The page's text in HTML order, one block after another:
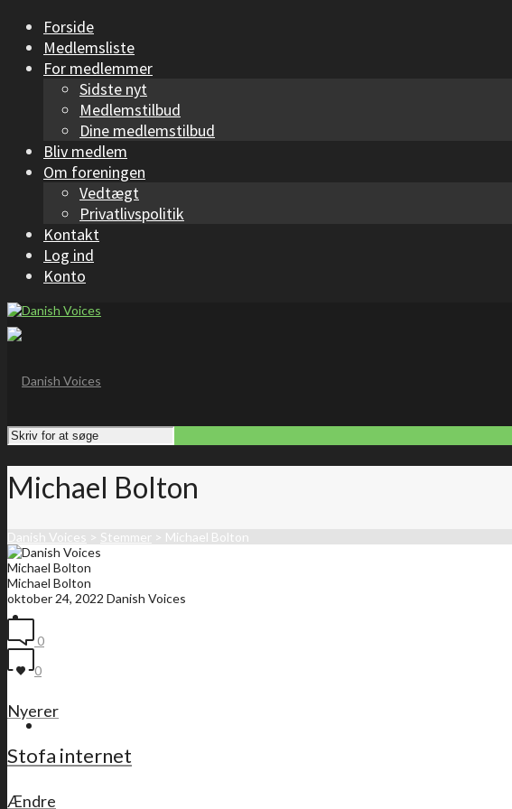
Forside
Medlemsliste
For medlemmer
Sidste nyt
Medlemstilbud
Dine medlemstilbud
Bliv medlem
Om foreningen
Vedtægt
Privatlivspolitik
Kontakt
Log ind
Konto
Forside
Medlemsliste
Michael Bolton
Danish Voices > Stemmer > Michael Bolton
Michael Bolton
Michael Bolton
oktober 24, 2022 Danish Voices
0
0
Nyerer
Stofa internet
Ændre